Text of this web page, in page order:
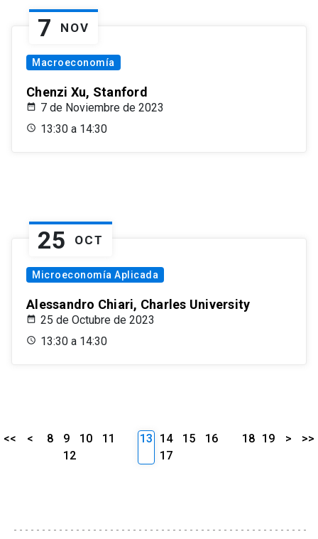
7 NOV
Macroeconomía
Chenzi Xu, Stanford
7 de Noviembre de 2023
13:30 a 14:30
25 OCT
Microeconomía Aplicada
Alessandro Chiari, Charles University
25 de Octubre de 2023
13:30 a 14:30
<< < 8 9 10
11
12
13 14 15
16
17
18 19 > >>